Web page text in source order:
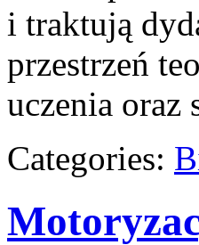
i traktują
przestrzeń
uczenia oraz
Categories: